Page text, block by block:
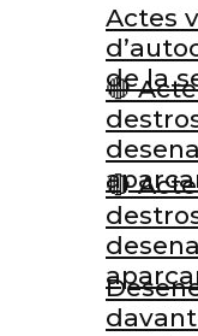
🔴
Actes
de la
🔴